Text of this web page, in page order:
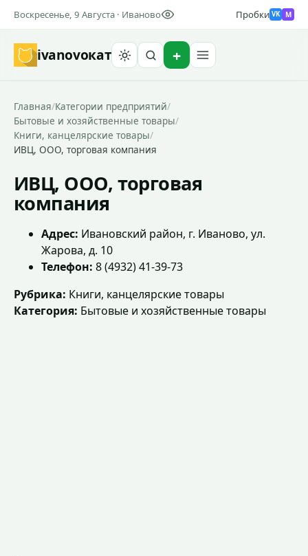
Воскресенье, 9 Августа · Иваново Пробки VK M
ivanovoкат
Главная/Категории предприятий/
Бытовые и хозяйственные товары/
Книги, канцелярские товары/
ИВЦ, ООО, торговая компания
ИВЦ, ООО, торговая
компания
Адрес: Ивановский район, г. Иваново, ул.
Жарова, д. 10
Телефон: 8 (4932) 41-39-73
Рубрика: Книги, канцелярские товары
Категория: Бытовые и хозяйственные товары